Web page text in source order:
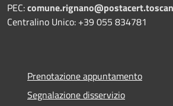
PEC:
Centralino Unico: +39 055 834781
Prenotazione appuntamento
Segnalazione disservizio